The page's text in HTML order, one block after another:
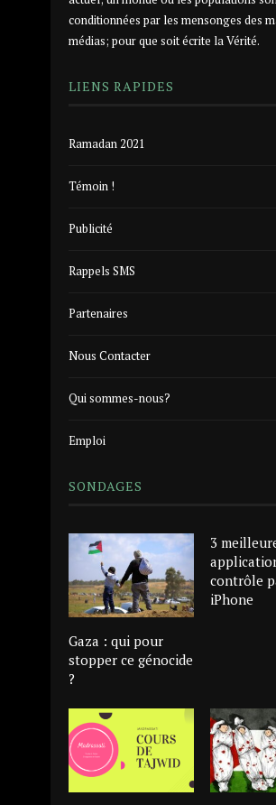
conditionnées par les mensonges des
médias; pour que soit écrite la Vérité.
LIENS RAPIDES
Ramadan 2021
Témoin !
Publicité
Rappels SMS
Partenaires
Nous Contacter
Qui sommes-nous?
Emploi
SONDAGES
Gaza : qui pour
stopper ce génocide
?
3
contrôle
iPhone